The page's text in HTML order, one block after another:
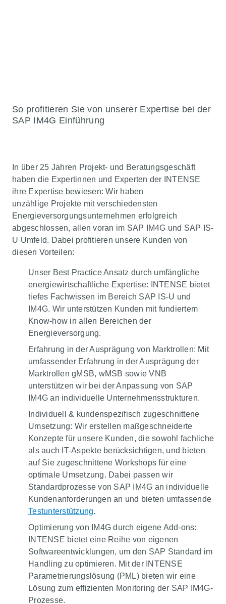
So profitieren Sie von unserer Expertise bei der
SAP IM4G Einführung
In über 25 Jahren Projekt- und Beratungsgeschäft
haben die Expertinnen und Experten der INTENSE
ihre Expertise bewiesen:Wir haben
unzählige Projekte mit verschiedensten
Energieversorgungsunternehmen erfolgreich
abgeschlossen, allen voran im SAP IM4G und SAP IS-
U Umfeld. Dabei profitieren unsere Kunden von
diesen Vorteilen:
Unser Best Practice Ansatz durch umfängliche
energiewirtschaftliche Expertise: INTENSE bietet
tiefes Fachwissen im Bereich SAP IS-U und
IM4G. Wir unterstützen Kunden mit fundiertem
Know-how in allen Bereichen der
Energieversorgung.
Erfahrung in der Ausprägung von Marktrollen: Mit
umfassender Erfahrung in der Ausprägung der
Marktrollen gMSB, wMSB sowie VNB
unterstützen wir bei der Anpassung von SAP
IM4G an individuelle Unternehmensstrukturen.
Individuell & kundenspezifisch zugeschnittene
Umsetzung: Wir erstellen maßgeschneiderte
Konzepte für unsere Kunden, die sowohl fachliche
als auch IT-Aspekte berücksichtigen, und bieten
auf Sie zugeschnittene Workshops für eine
optimale Umsetzung. Dabei passen wir
Standardprozesse von SAP IM4G an individuelle
Kundenanforderungen an und bieten umfassende
Testunterstützung.
Optimierung von IM4G durch eigene Add-ons:
INTENSE bietet eine Reihe von eigenen
Softwareentwicklungen, um den SAP Standard im
Handling zu optimieren. Mit der INTENSE
Parametrierungslösung (PML) bieten wir eine
Lösung zum effizienten Monitoring der SAP IM4G-
Prozesse.